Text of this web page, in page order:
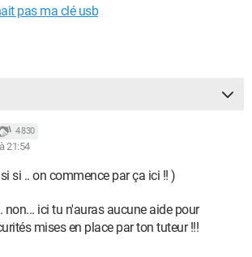
pas ma clé usb
4 830
21:54
si .. on commence par ça ici !! )
non... ici tu n'auras aucune aide pour
mises en place par ton tuteur !!!